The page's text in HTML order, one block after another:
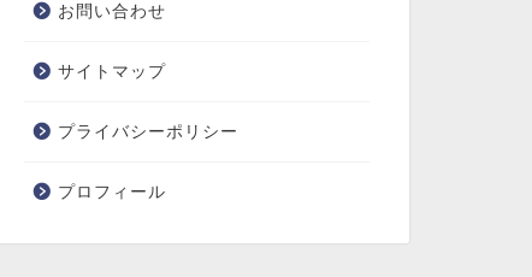
お問い合わせ
サイトマップ
プライバシーポリシー
プロフィール